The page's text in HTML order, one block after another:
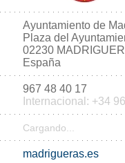
Ayuntamiento de
Plaza del
02230
España
967 48 40 17
Internacional: +34
Cargando...
madrigueras.es